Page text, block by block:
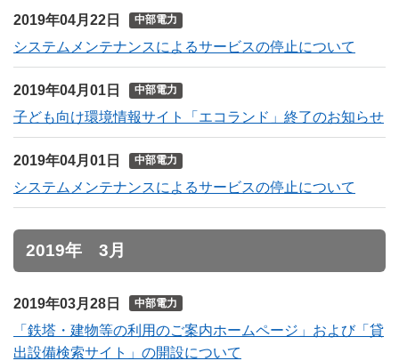
2019年04月22日 中部電力
システムメンテナンスによるサービスの停止について
2019年04月01日 中部電力
子ども向け環境情報サイト「エコランド」終了のお知らせ
2019年04月01日 中部電力
システムメンテナンスによるサービスの停止について
2019年 3月
2019年03月28日 中部電力
「鉄塔・建物等の利用のご案内ホームページ」および「貸
出設備検索サイト」の開設について